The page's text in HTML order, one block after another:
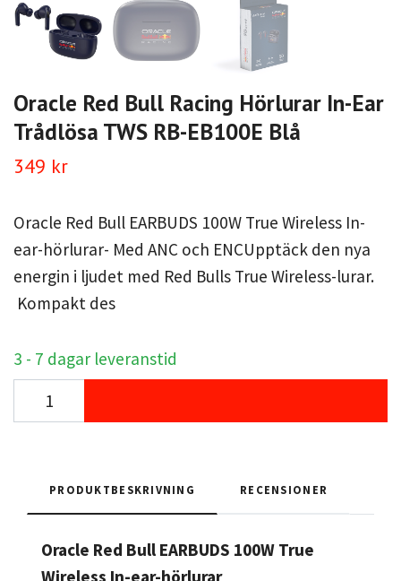
Oracle Red Bull Racing Hörlurar In-Ear
Trådlösa TWS RB-EB100E Blå
349 kr
Oracle Red Bull EARBUDS 100W True Wireless In-
ear-hörlurar- Med ANC och ENCUpptäck den nya
energin i ljudet med Red Bulls True Wireless-lurar.
Kompakt des
3 - 7 dagar leveranstid
PRODUKTBESKRIVNING RECENSIONER
Oracle Red Bull EARBUDS 100W True
Wireless In-ear-hörlurar